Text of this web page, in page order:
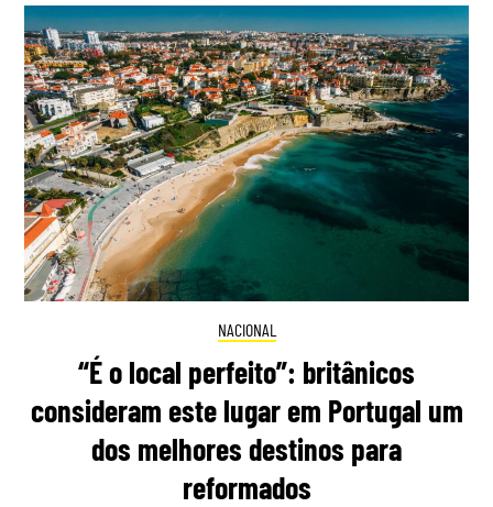
NACIONAL
“É o local perfeito”: britânicos
consideram este lugar em Portugal um
dos melhores destinos para
reformados